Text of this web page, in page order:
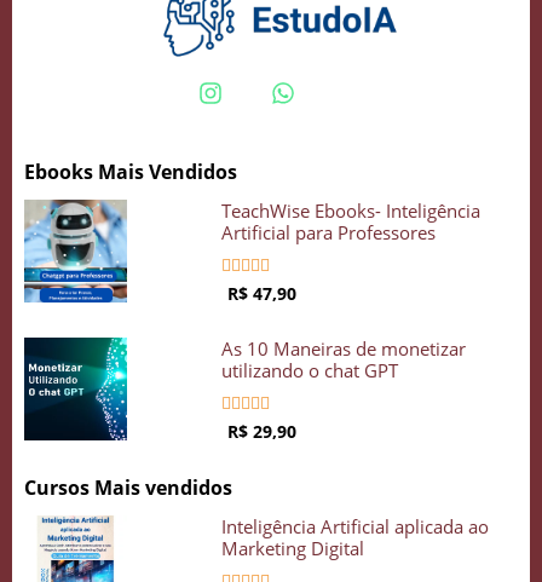
Ebooks Mais Vendidos
TeachWise Ebooks- Inteligência
Artificial para Professores
    
R$ 47,90
As 10 Maneiras de monetizar
utilizando o chat GPT
    
R$ 29,90
Cursos Mais vendidos
Inteligência Artificial aplicada ao
Marketing Digital